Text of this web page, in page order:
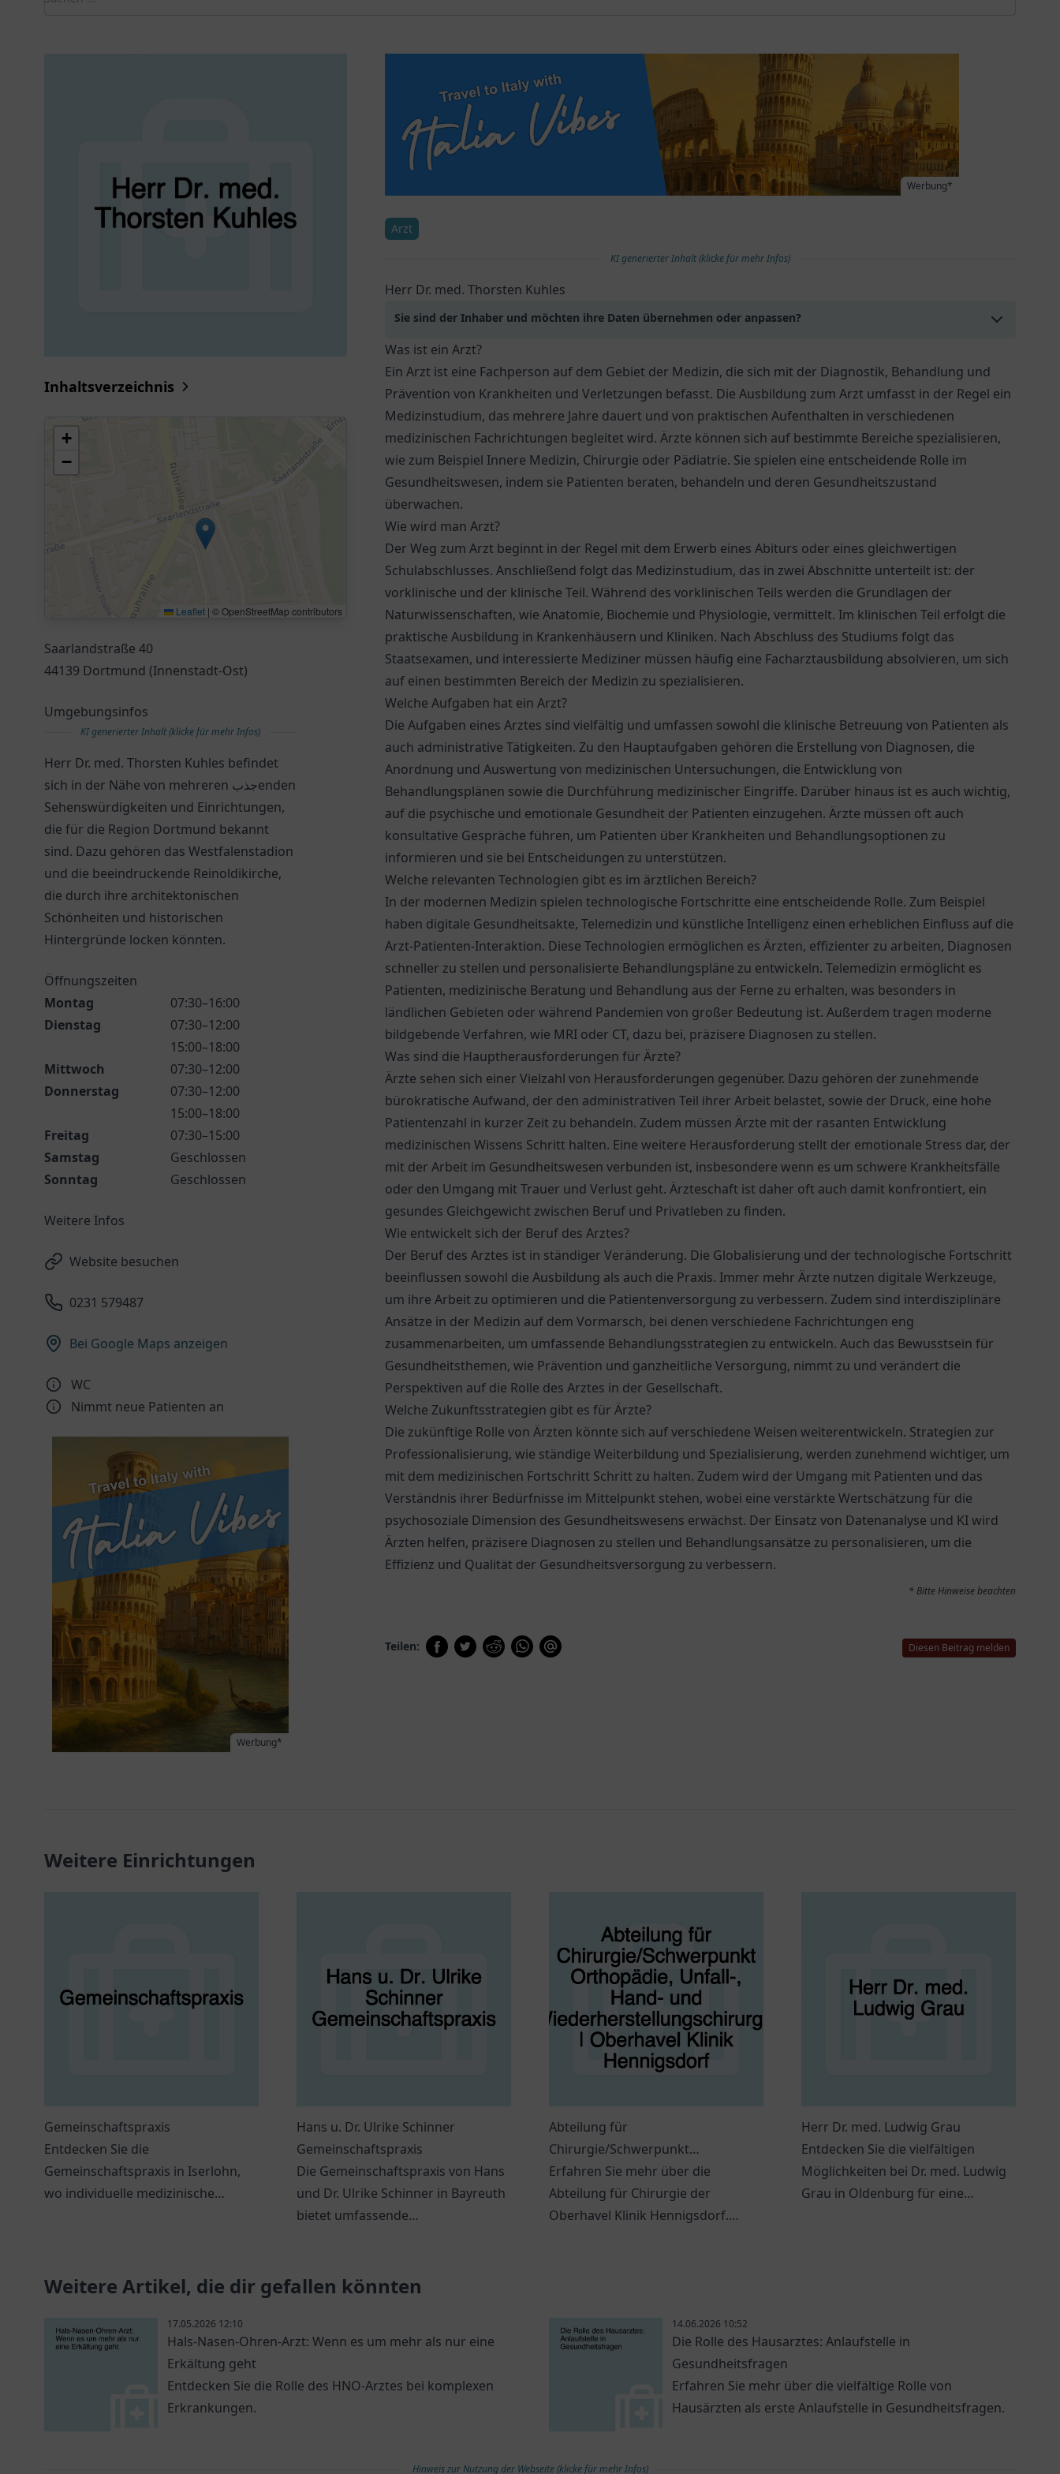
Inhaltsverzeichnis
+
−
Leaflet | © OpenStreetMap contributors
Saarlandstraße 40
44139 Dortmund (Innenstadt-Ost)
Umgebungsinfos
KI generierter Inhalt (klicke für mehr Infos)
Herr Dr. med. Thorsten Kuhles befindet
sich in der Nähe von mehreren جذبenden
Sehenswürdigkeiten und Einrichtungen,
die für die Region Dortmund bekannt
sind. Dazu gehören das Westfalenstadion
und die beeindruckende Reinoldikirche,
die durch ihre architektonischen
Schönheiten und historischen
Hintergründe locken könnten.
Öffnungszeiten
Montag
07:30–16:00
Dienstag
07:30–12:00
15:00–18:00
Mittwoch
07:30–12:00
Donnerstag
07:30–12:00
15:00–18:00
Freitag
07:30–15:00
Samstag
Geschlossen
Sonntag
Geschlossen
Weitere Infos
Website besuchen
0231 579487
Bei Google Maps anzeigen
WC
Nimmt neue Patienten an
Werbung*
Werbung*
Arzt
KI generierter Inhalt (klicke für mehr Infos)
Herr Dr. med. Thorsten Kuhles
Sie sind der Inhaber und möchten ihre Daten übernehmen oder anpassen?
Was ist ein Arzt?
Ein Arzt ist eine Fachperson auf dem Gebiet der Medizin, die sich mit der Diagnostik, Behandlung und
Prävention von Krankheiten und Verletzungen befasst. Die Ausbildung zum Arzt umfasst in der Regel ein
Medizinstudium, das mehrere Jahre dauert und von praktischen Aufenthalten in verschiedenen
medizinischen Fachrichtungen begleitet wird. Ärzte können sich auf bestimmte Bereiche spezialisieren,
wie zum Beispiel Innere Medizin, Chirurgie oder Pädiatrie. Sie spielen eine entscheidende Rolle im
Gesundheitswesen, indem sie Patienten beraten, behandeln und deren Gesundheitszustand
überwachen.
Wie wird man Arzt?
Der Weg zum Arzt beginnt in der Regel mit dem Erwerb eines Abiturs oder eines gleichwertigen
Schulabschlusses. Anschließend folgt das Medizinstudium, das in zwei Abschnitte unterteilt ist: der
vorklinische und der klinische Teil. Während des vorklinischen Teils werden die Grundlagen der
Naturwissenschaften, wie Anatomie, Biochemie und Physiologie, vermittelt. Im klinischen Teil erfolgt die
praktische Ausbildung in Krankenhäusern und Kliniken. Nach Abschluss des Studiums folgt das
Staatsexamen, und interessierte Mediziner müssen häufig eine Facharztausbildung absolvieren, um sich
auf einen bestimmten Bereich der Medizin zu spezialisieren.
Welche Aufgaben hat ein Arzt?
Die Aufgaben eines Arztes sind vielfältig und umfassen sowohl die klinische Betreuung von Patienten als
auch administrative Tätigkeiten. Zu den Hauptaufgaben gehören die Erstellung von Diagnosen, die
Anordnung und Auswertung von medizinischen Untersuchungen, die Entwicklung von
Behandlungsplänen sowie die Durchführung medizinischer Eingriffe. Darüber hinaus ist es auch wichtig,
auf die psychische und emotionale Gesundheit der Patienten einzugehen. Ärzte müssen oft auch
konsultative Gespräche führen, um Patienten über Krankheiten und Behandlungsoptionen zu
informieren und sie bei Entscheidungen zu unterstützen.
Welche relevanten Technologien gibt es im ärztlichen Bereich?
In der modernen Medizin spielen technologische Fortschritte eine entscheidende Rolle. Zum Beispiel
haben digitale Gesundheitsakte, Telemedizin und künstliche Intelligenz einen erheblichen Einfluss auf die
Arzt-Patienten-Interaktion. Diese Technologien ermöglichen es Ärzten, effizienter zu arbeiten, Diagnosen
schneller zu stellen und personalisierte Behandlungspläne zu entwickeln. Telemedizin ermöglicht es
Patienten, medizinische Beratung und Behandlung aus der Ferne zu erhalten, was besonders in
ländlichen Gebieten oder während Pandemien von großer Bedeutung ist. Außerdem tragen moderne
bildgebende Verfahren, wie MRI oder CT, dazu bei, präzisere Diagnosen zu stellen.
Was sind die Hauptherausforderungen für Ärzte?
Ärzte sehen sich einer Vielzahl von Herausforderungen gegenüber. Dazu gehören der zunehmende
bürokratische Aufwand, der den administrativen Teil ihrer Arbeit belastet, sowie der Druck, eine hohe
Patientenzahl in kurzer Zeit zu behandeln. Zudem müssen Ärzte mit der rasanten Entwicklung
medizinischen Wissens Schritt halten. Eine weitere Herausforderung stellt der emotionale Stress dar, der
mit der Arbeit im Gesundheitswesen verbunden ist, insbesondere wenn es um schwere Krankheitsfälle
oder den Umgang mit Trauer und Verlust geht. Ärzteschaft ist daher oft auch damit konfrontiert, ein
gesundes Gleichgewicht zwischen Beruf und Privatleben zu finden.
Wie entwickelt sich der Beruf des Arztes?
Der Beruf des Arztes ist in ständiger Veränderung. Die Globalisierung und der technologische Fortschritt
beeinflussen sowohl die Ausbildung als auch die Praxis. Immer mehr Ärzte nutzen digitale Werkzeuge,
um ihre Arbeit zu optimieren und die Patientenversorgung zu verbessern. Zudem sind interdisziplinäre
Ansätze in der Medizin auf dem Vormarsch, bei denen verschiedene Fachrichtungen eng
zusammenarbeiten, um umfassende Behandlungsstrategien zu entwickeln. Auch das Bewusstsein für
Gesundheitsthemen, wie Prävention und ganzheitliche Versorgung, nimmt zu und verändert die
Perspektiven auf die Rolle des Arztes in der Gesellschaft.
Welche Zukunftsstrategien gibt es für Ärzte?
Die zukünftige Rolle von Ärzten könnte sich auf verschiedene Weisen weiterentwickeln. Strategien zur
Professionalisierung, wie ständige Weiterbildung und Spezialisierung, werden zunehmend wichtiger, um
mit dem medizinischen Fortschritt Schritt zu halten. Zudem wird der Umgang mit Patienten und das
Verständnis ihrer Bedürfnisse im Mittelpunkt stehen, wobei eine verstärkte Wertschätzung für die
psychosoziale Dimension des Gesundheitswesens erwächst. Der Einsatz von Datenanalyse und KI wird
Ärzten helfen, präzisere Diagnosen zu stellen und Behandlungsansätze zu personalisieren, um die
Effizienz und Qualität der Gesundheitsversorgung zu verbessern.
* Bitte Hinweise beachten
Teilen: Diesen Beitrag melden
Weitere Einrichtungen
Gemeinschaftspraxis
Entdecken Sie die
Gemeinschaftspraxis in Iserlohn,
wo individuelle medizinische
Hans u. Dr. Ulrike Schinner
Gemeinschaftspraxis
Die Gemeinschaftspraxis von Hans
und Dr. Ulrike Schinner in Bayreuth
bietet umfassende
Abteilung für
Chirurgie/Schwerpunkt
Orthopädie, Unfall-, Hand- und
Wiederherstellungschirurgie |
Oberhavel Klinik Hennigsdorf
Erfahren Sie mehr über die
Abteilung für Chirurgie der
Oberhavel Klinik Hennigsdorf.
Herr Dr. med. Ludwig Grau
Entdecken Sie die vielfältigen
Möglichkeiten bei Dr. med. Ludwig
Grau in Oldenburg für eine
Weitere Artikel, die dir gefallen könnten
17.05.2026 12:10
Hals-Nasen-Ohren-Arzt: Wenn es um mehr als nur eine
Erkältung geht
Entdecken Sie die Rolle des HNO-Arztes bei komplexen
Erkrankungen.
14.06.2026 10:52
Die Rolle des Hausarztes: Anlaufstelle in
Gesundheitsfragen
Erfahren Sie mehr über die vielfältige Rolle von
Hausärzten als erste Anlaufstelle in Gesundheitsfragen.
Hinweis zur Nutzung der Webseite (klicke für mehr Infos)